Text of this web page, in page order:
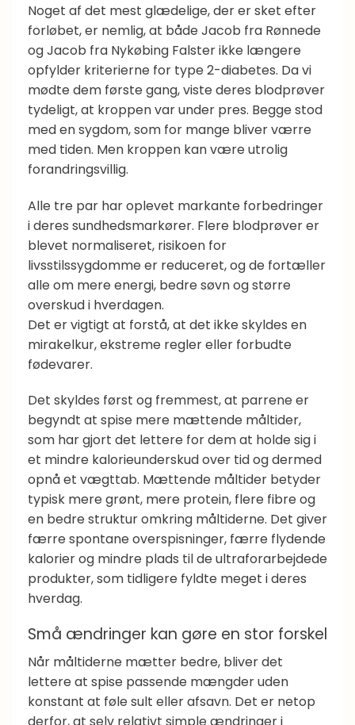
Noget af det mest glædelige, der er sket efter
forløbet, er nemlig, at både Jacob fra Rønnede
og Jacob fra Nykøbing Falster ikke længere
opfylder kriterierne for type 2-diabetes. Da vi
mødte dem første gang, viste deres blodprøver
tydeligt, at kroppen var under pres. Begge stod
med en sygdom, som for mange bliver værre
med tiden. Men kroppen kan være utrolig
forandringsvillig.
Alle tre par har oplevet markante forbedringer
i deres sundhedsmarkører. Flere blodprøver er
blevet normaliseret, risikoen for
livsstilssygdomme er reduceret, og de fortæller
alle om mere energi, bedre søvn og større
overskud i hverdagen.
Det er vigtigt at forstå, at det ikke skyldes en
mirakelkur, ekstreme regler eller forbudte
fødevarer.
Det skyldes først og fremmest, at parrene er
begyndt at spise mere mættende måltider,
som har gjort det lettere for dem at holde sig i
et mindre kalorieunderskud over tid og dermed
opnå et vægttab. Mættende måltider betyder
typisk mere grønt, mere protein, flere fibre og
en bedre struktur omkring måltiderne. Det giver
færre spontane overspisninger, færre flydende
kalorier og mindre plads til de ultraforarbejdede
produkter, som tidligere fyldte meget i deres
hverdag.
Små ændringer kan gøre en stor forskel
Når måltiderne mætter bedre, bliver det
lettere at spise passende mængder uden
konstant at føle sult eller afsavn. Det er netop
derfor, at selv relativt simple ændringer i